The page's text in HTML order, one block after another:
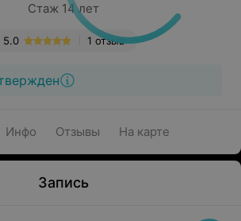
Стаж 14 лет
1 отзыв
5.0
Инфо Отзывы На карте
Запись